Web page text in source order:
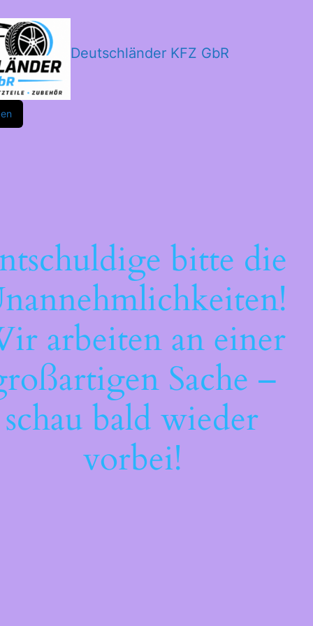
Deutschländer KFZ GbR
bitte die
arbeiten an einer
Sache –
schau bald wieder
vorbei!